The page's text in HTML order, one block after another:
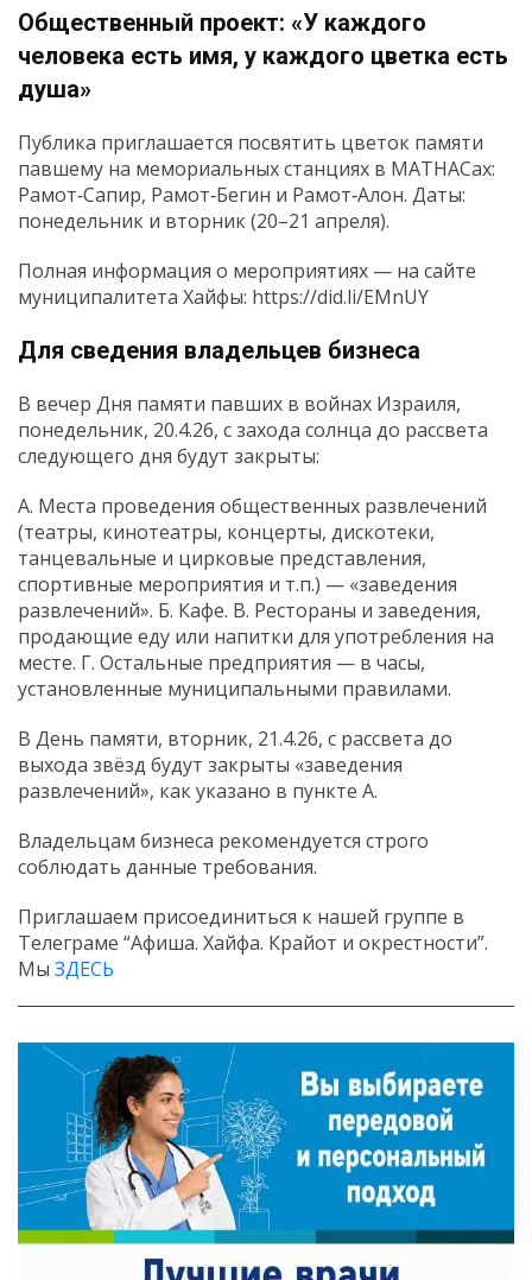
Общественный проект: «У каждого
человека есть имя, у каждого цветка есть
душа»
Публика приглашается посвятить цветок памяти
павшему на мемориальных станциях в МАТНАСах:
Рамот‑Сапир, Рамот‑Бегин и Рамот‑Алон. Даты:
понедельник и вторник (20–21 апреля).
Полная информация о мероприятиях — на сайте
муниципалитета Хайфы: https://did.li/EMnUY
Для сведения владельцев бизнеса
В вечер Дня памяти павших в войнах Израиля,
понедельник, 20.4.26, с захода солнца до рассвета
следующего дня будут закрыты:
А. Места проведения общественных развлечений
(театры, кинотеатры, концерты, дискотеки,
танцевальные и цирковые представления,
спортивные мероприятия и т.п.) — «заведения
развлечений». Б. Кафе. В. Рестораны и заведения,
продающие еду или напитки для употребления на
месте. Г. Остальные предприятия — в часы,
установленные муниципальными правилами.
В День памяти, вторник, 21.4.26, с рассвета до
выхода звёзд будут закрыты «заведения
развлечений», как указано в пункте А.
Владельцам бизнеса рекомендуется строго
соблюдать данные требования.
Приглашаем присоединиться к нашей группе в
Телеграме “Афиша. Хайфа. Крайот и окрестности”.
Мы ЗДЕСЬ